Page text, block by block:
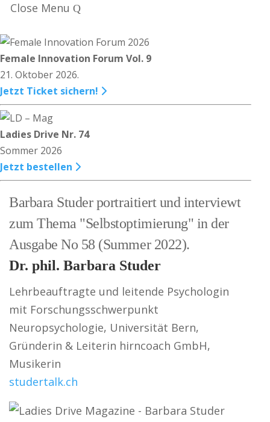
Close Menu
Female Innovation Forum Vol. 9
21. Oktober 2026.
Jetzt Ticket sichern!
Ladies Drive Nr. 74
Sommer 2026
Jetzt bestellen
Barbara Studer portraitiert und interviewt
zum Thema "Selbstoptimierung" in der
Ausgabe No 58 (Summer 2022).
Dr. phil. Barbara Studer
Lehrbeauftragte und leitende Psychologin
mit Forschungsschwerpunkt
Neuropsychologie, Universität Bern,
Gründerin & Leiterin hirncoach GmbH,
Musikerin
studertalk.ch